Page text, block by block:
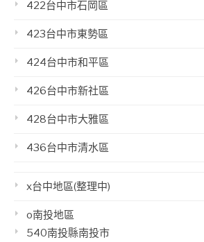
422台中市石岡區
423台中市東勢區
424台中市和平區
426台中市新社區
428台中市大雅區
436台中市清水區
x台中地區(整理中)
o南投地區
540南投縣南投市